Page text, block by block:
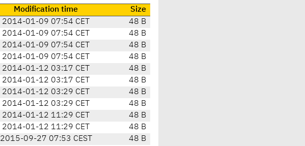
Modification time
Size
2014-01-09 07:54 CET
48 B
2014-01-09 07:54 CET
48 B
2014-01-09 07:54 CET
48 B
2014-01-09 07:54 CET
48 B
2014-01-12 03:17 CET
48 B
2014-01-12 03:17 CET
48 B
2014-01-12 03:29 CET
48 B
2014-01-12 03:29 CET
48 B
2014-01-12 11:29 CET
48 B
2014-01-12 11:29 CET
48 B
2015-09-27 07:53 CEST
48 B